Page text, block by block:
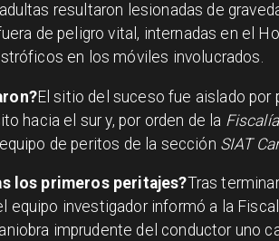
resultaron lesionadas de
de peligro vital, internadas en el
en los móviles involucrados.
El sitio del suceso fue aislado por
hacia el sur y, por orden de la
de peritos de la sección SIAT
los primeros peritajes?Tras
equipo investigador informó a la
imprudente del conductor uno